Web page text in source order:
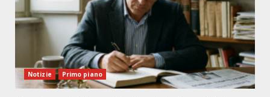
Notizie Primo piano